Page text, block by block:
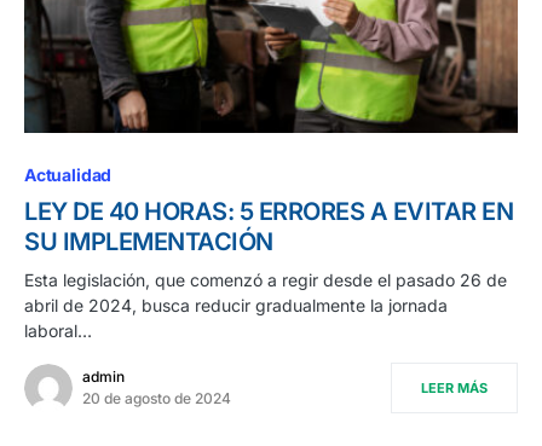
Actualidad
LEY DE 40 HORAS: 5 ERRORES A EVITAR EN
SU IMPLEMENTACIÓN
Esta legislación, que comenzó a regir desde el pasado 26 de
abril de 2024, busca reducir gradualmente la jornada
laboral…
admin
20 de agosto de 2024
LEER MÁS